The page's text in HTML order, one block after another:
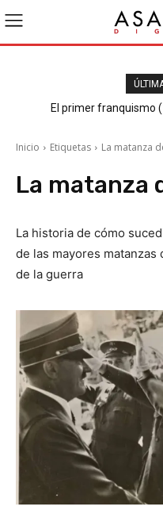
El primer franquismo
Inicio Etiquetas La matanza
La matanza
La historia de cómo
de las mayores
de la guerra